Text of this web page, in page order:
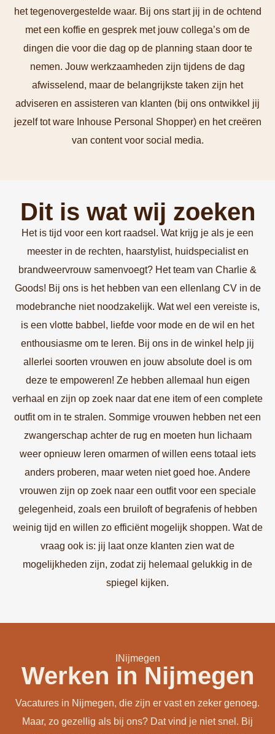
het tegenovergestelde waar. Bij ons start jij in de ochtend
met een koffie en gesprek met jouw collega’s om de
dingen die voor die dag op de planning staan door te
nemen. Jouw werkzaamheden zijn tijdens de dag
afwisselend, maar de belangrijkste taken zijn het
adviseren en assisteren van klanten (bij ons ontwikkel jij
jezelf tot ware Inhouse Personal Shopper) en het creëren
van content voor social media.
Dit is wat wij zoeken
Het is tijd voor een kort raadsel. Wat krijg je als je een
meester in de rechten, haarstylist, huidspecialist en
brandweervrouw samenvoegt? Het team van Charlie &
Goods! Bij ons is het hebben van een ellenlang CV in de
modebranche niet noodzakelijk. Wat wel een vereiste is,
is een vlotte babbel, liefde voor mode en de wil en het
enthousiasme om te leren. Bij ons in de winkel help jij
allerlei soorten vrouwen en jouw absolute doel is om
deze te empoweren! Ze hebben allemaal hun eigen
verhaal en zijn op zoek naar dat ene item of een complete
outfit om in te stralen. Sommige vrouwen hebben net een
zwangerschap achter de rug en moeten hun lichaam
weer opnieuw leren omarmen of willen eens totaal iets
anders proberen, maar weten niet goed hoe. Andere
vrouwen zijn op zoek naar een outfit voor een speciale
gelegenheid, zoals een bruiloft of begrafenis of hebben
weinig tijd en willen zo efficiënt mogelijk shoppen. Wat de
vraag ook is: jij laat onze klanten zien wat de
mogelijkheden zijn, zodat zij helemaal gelukkig in de
spiegel kijken.
INijmegen
Werken in Nijmegen
Vacatures in Nijmegen, die zijn er vast en zeker genoeg.
Maar, zo gezellig als bij ons? Dat vind je niet snel. Bij